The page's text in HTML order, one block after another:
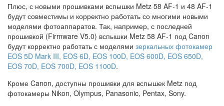
Плюс, с новыми прошивками вспышки Metz 58 AF-1 и 48 AF-1
будут совместимы и корректно работать со многими новыми
моделями фотоаппаратов. Так, например, с последней
прошивкой (Firmware V5.0) вспышки Metz 58 AF-1 под Canon
будут корректно работать с моделями зеркальных фотокамер
EOS 5D Mark III, EOS 6D, EOS 100D, EOS 600D, EOS 650D,
EOS 70D, EOS 700D, EOS 1100D.
Кроме Canon, доступны прошивки для вспышек Metz под
фотокамеры Nikon, Olympus, Panasonic, Pentax, Sony.